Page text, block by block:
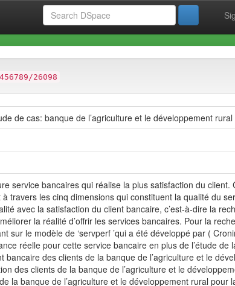
et des Sciences de Gestion (FSECSG)
26098
de cas: banque de l’agriculture et le développement
service bancaires qui réalise la plus satisfaction du client.
travers les cinq dimensions qui constituent la qualité du
avec la satisfaction du client bancaire, c’est-à-dire la
la réalité d’offrir les services bancaires. Pour la
le modèle de ‘servperf ’qui a été développé par (
réelle pour cette service bancaire en plus de l’étude de
des clients de la banque de l’agriculture et le
des clients de la banque de l’agriculture et le
la banque de l’agriculture et le développement rural pour